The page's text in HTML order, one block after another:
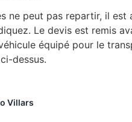
ne peut pas repartir, il
Le devis est remis
équipé pour le
dessus.
Villars